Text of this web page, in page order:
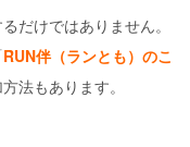
だけではありません。
RUN伴（ランとも）のこ
法もあります。